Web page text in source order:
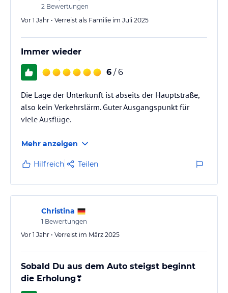
2 Bewertungen
Vor 1 Jahr • Verreist als Familie im Juli 2025
Immer wieder
6 / 6
Die Lage der Unterkunft ist abseits der Hauptstraße,
also kein Verkehrslärm. Guter Ausgangspunkt für
viele Ausflüge.
Mehr anzeigen
Hilfreich Teilen
Christina
1 Bewertungen
Vor 1 Jahr • Verreist im März 2025
Sobald Du aus dem Auto steigst beginnt
die Erholung❣️